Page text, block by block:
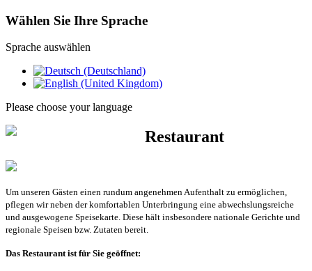
Wählen Sie Ihre Sprache
Sprache auswählen
Please choose your language
Restaurant
Um unseren Gästen einen rundum angenehmen Aufenthalt zu ermöglichen,
pflegen wir neben der komfortablen Unterbringung eine abwechslungsreiche
und ausgewogene Speisekarte. Diese hält insbesondere nationale Gerichte und
regionale Speisen bzw. Zutaten bereit.
Das Restaurant ist für Sie geöffnet: